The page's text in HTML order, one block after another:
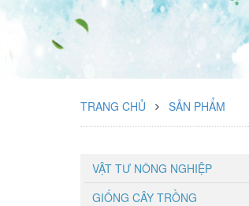
TRANG CHỦ SẢN PHẨM
VẬT TƯ NÔNG NGHIỆP
GIỐNG CÂY TRỒNG